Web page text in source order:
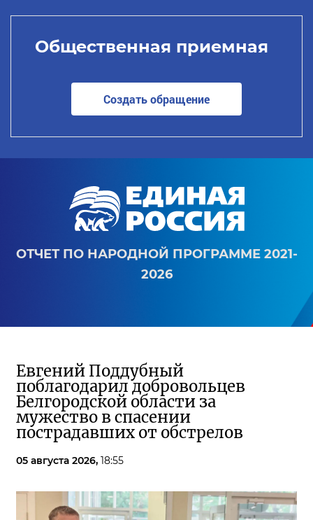
Общественная приемная
Создать обращение
ОТЧЕТ ПО НАРОДНОЙ ПРОГРАММЕ 2021-
2026
Евгений Поддубный
поблагодарил добровольцев
Белгородской области за
мужество в спасении
пострадавших от обстрелов
05 августа 2026, 18:55